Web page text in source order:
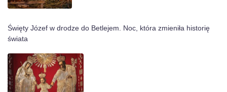
Święty Józef w drodze do Betlejem. Noc, która zmieniła historię
świata